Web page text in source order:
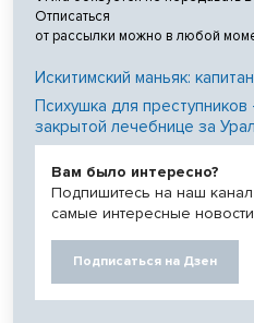
Отписаться
от рассылки можно в любой
Искитимский маньяк:
Психушка для
закрытой лечебнице за
Вам было интересно?
Подпишитесь на наш
самые интересные
Подписаться на Дзен